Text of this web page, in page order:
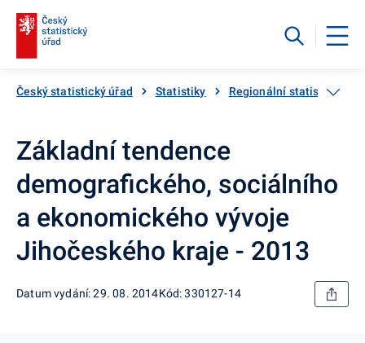
Český statistický úřad Statistiky Regionální statistiky
Základní tendence
demografického, sociálního
a ekonomického vývoje
Jihočeského kraje - 2013
Datum vydání: 29. 08. 2014Kód: 330127-14